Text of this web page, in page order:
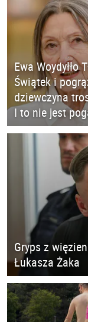
Ewa Woydyłło
Świątek i
dziewczyna
I to nie jest
Gryps z
Łukasza Żaka